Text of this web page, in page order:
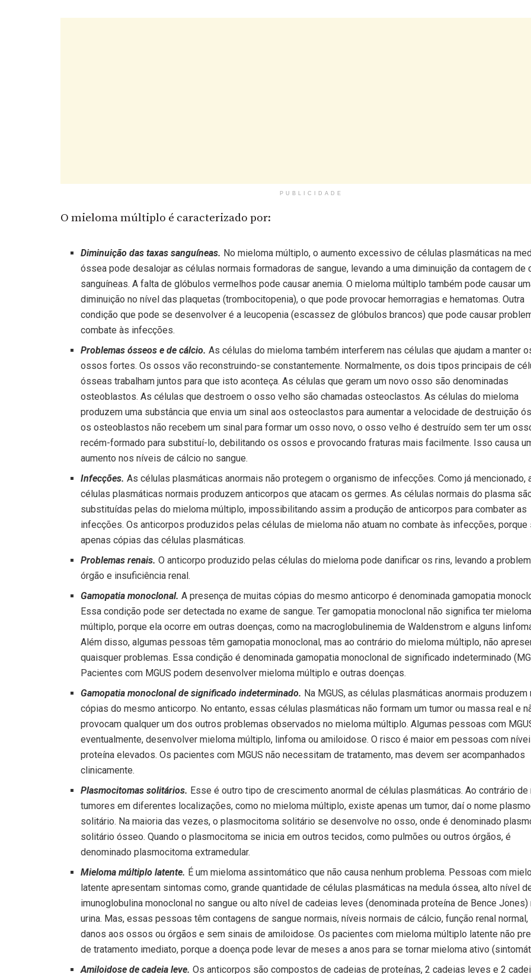
PUBLICIDADE
O mieloma múltiplo é caracterizado por:
Diminuição das taxas sanguíneas. No mieloma múltiplo, o aumento excessivo de células plasmáticas na
óssea pode desalojar as células normais formadoras de sangue, levando a uma diminuição da contagem de
sanguíneas. A falta de glóbulos vermelhos pode causar anemia. O mieloma múltiplo também pode causar
diminuição no nível das plaquetas (trombocitopenia), o que pode provocar hemorragias e hematomas. Outra
condição que pode se desenvolver é a leucopenia (escassez de glóbulos brancos) que pode causar
combate às infecções.
Problemas ósseos e de cálcio. As células do mieloma também interferem nas células que ajudam a manter
ossos fortes. Os ossos vão reconstruindo-se constantemente. Normalmente, os dois tipos principais de
ósseas trabalham juntos para que isto aconteça. As células que geram um novo osso são denominadas
osteoblastos. As células que destroem o osso velho são chamadas osteoclastos. As células do mieloma
produzem uma substância que envia um sinal aos osteoclastos para aumentar a velocidade de destruição
os osteoblastos não recebem um sinal para formar um osso novo, o osso velho é destruído sem ter um
recém-formado para substituí-lo, debilitando os ossos e provocando fraturas mais facilmente. Isso causa
aumento nos níveis de cálcio no sangue.
Infecções. As células plasmáticas anormais não protegem o organismo de infecções. Como já mencionado,
células plasmáticas normais produzem anticorpos que atacam os germes. As células normais do plasma
substituídas pelas do mieloma múltiplo, impossibilitando assim a produção de anticorpos para combater as
infecções. Os anticorpos produzidos pelas células de mieloma não atuam no combate às infecções, porque
apenas cópias das células plasmáticas.
Problemas renais. O anticorpo produzido pelas células do mieloma pode danificar os rins, levando a
órgão e insuficiência renal.
Gamopatia monoclonal. A presença de muitas cópias do mesmo anticorpo é denominada gamopatia
Essa condição pode ser detectada no exame de sangue. Ter gamopatia monoclonal não significa ter mieloma
múltiplo, porque ela ocorre em outras doenças, como na macroglobulinemia de Waldenstrom e alguns
Além disso, algumas pessoas têm gamopatia monoclonal, mas ao contrário do mieloma múltiplo, não
quaisquer problemas. Essa condição é denominada gamopatia monoclonal de significado indeterminado
Pacientes com MGUS podem desenvolver mieloma múltiplo e outras doenças.
Gamopatia monoclonal de significado indeterminado. Na MGUS, as células plasmáticas anormais produzem
cópias do mesmo anticorpo. No entanto, essas células plasmáticas não formam um tumor ou massa real e
provocam qualquer um dos outros problemas observados no mieloma múltiplo. Algumas pessoas com
eventualmente, desenvolver mieloma múltiplo, linfoma ou amiloidose. O risco é maior em pessoas com
proteína elevados. Os pacientes com MGUS não necessitam de tratamento, mas devem ser acompanhados
clinicamente.
Plasmocitomas solitários. Esse é outro tipo de crescimento anormal de células plasmáticas. Ao contrário de
tumores em diferentes localizações, como no mieloma múltiplo, existe apenas um tumor, daí o nome
solitário. Na maioria das vezes, o plasmocitoma solitário se desenvolve no osso, onde é denominado
solitário ósseo. Quando o plasmocitoma se inicia em outros tecidos, como pulmões ou outros órgãos, é
denominado plasmocitoma extramedular.
Mieloma múltiplo latente. É um mieloma assintomático que não causa nenhum problema. Pessoas com
latente apresentam sintomas como, grande quantidade de células plasmáticas na medula óssea, alto nível
imunoglobulina monoclonal no sangue ou alto nível de cadeias leves (denominada proteína de Bence Jones)
urina. Mas, essas pessoas têm contagens de sangue normais, níveis normais de cálcio, função renal normal,
danos aos ossos ou órgãos e sem sinais de amiloidose. Os pacientes com mieloma múltiplo latente não
de tratamento imediato, porque a doença pode levar de meses a anos para se tornar mieloma ativo
Amiloidose de cadeia leve. Os anticorpos são compostos de cadeias de proteínas, 2 cadeias leves e 2